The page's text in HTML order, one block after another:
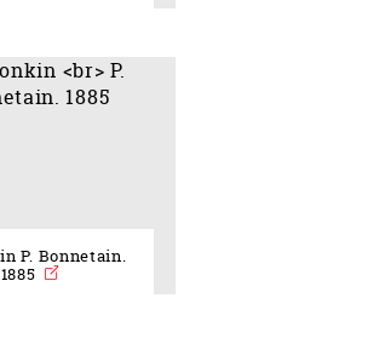
P. Bonnetain.
1885